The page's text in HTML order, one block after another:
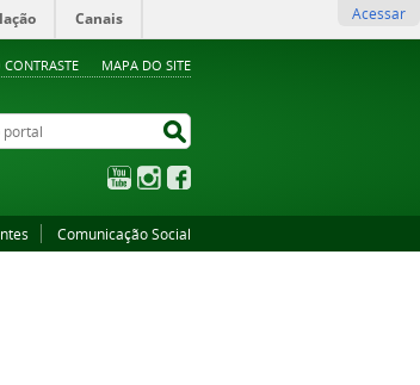
CONTRASTE MAPA DO SITE
Canais Acessar
YouTubeInstagram
Comunicação Social